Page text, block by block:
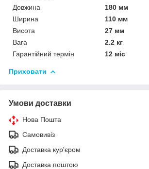
Довжина
180 мм
Ширина
110 мм
Висота
27 мм
Вага
2.2 кг
Гарантійний термін
12 міс
Приховати
Умови доставки
Нова Пошта
Самовивіз
Доставка кур'єром
Доставка поштою